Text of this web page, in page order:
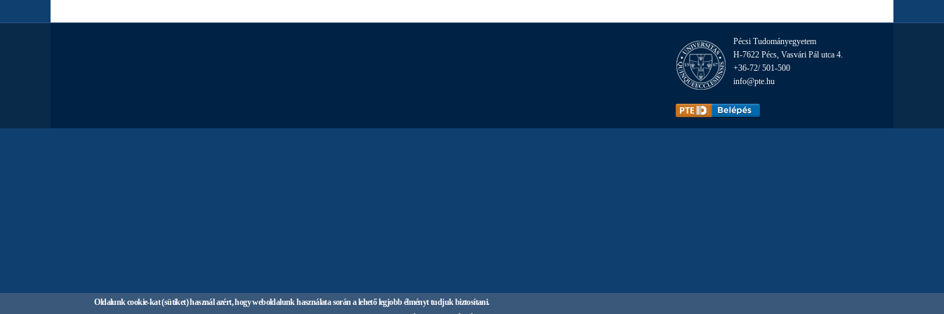
Pécsi Tudományegyetem
H-7622 Pécs, Vasvári Pál utca 4.
+36-72/ 501-500
info@pte.hu
Oldalunk cookie-kat (sütiket) használ azért, hogy weboldalunk használata során a lehető legjobb élményt tudjuk biztosítani.